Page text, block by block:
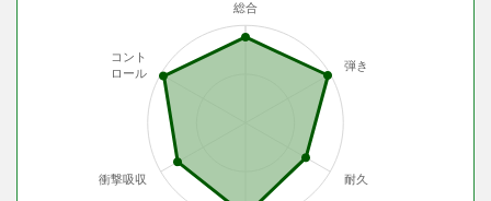
総合
弾き
耐久
衝撃吸収
コント
ロール